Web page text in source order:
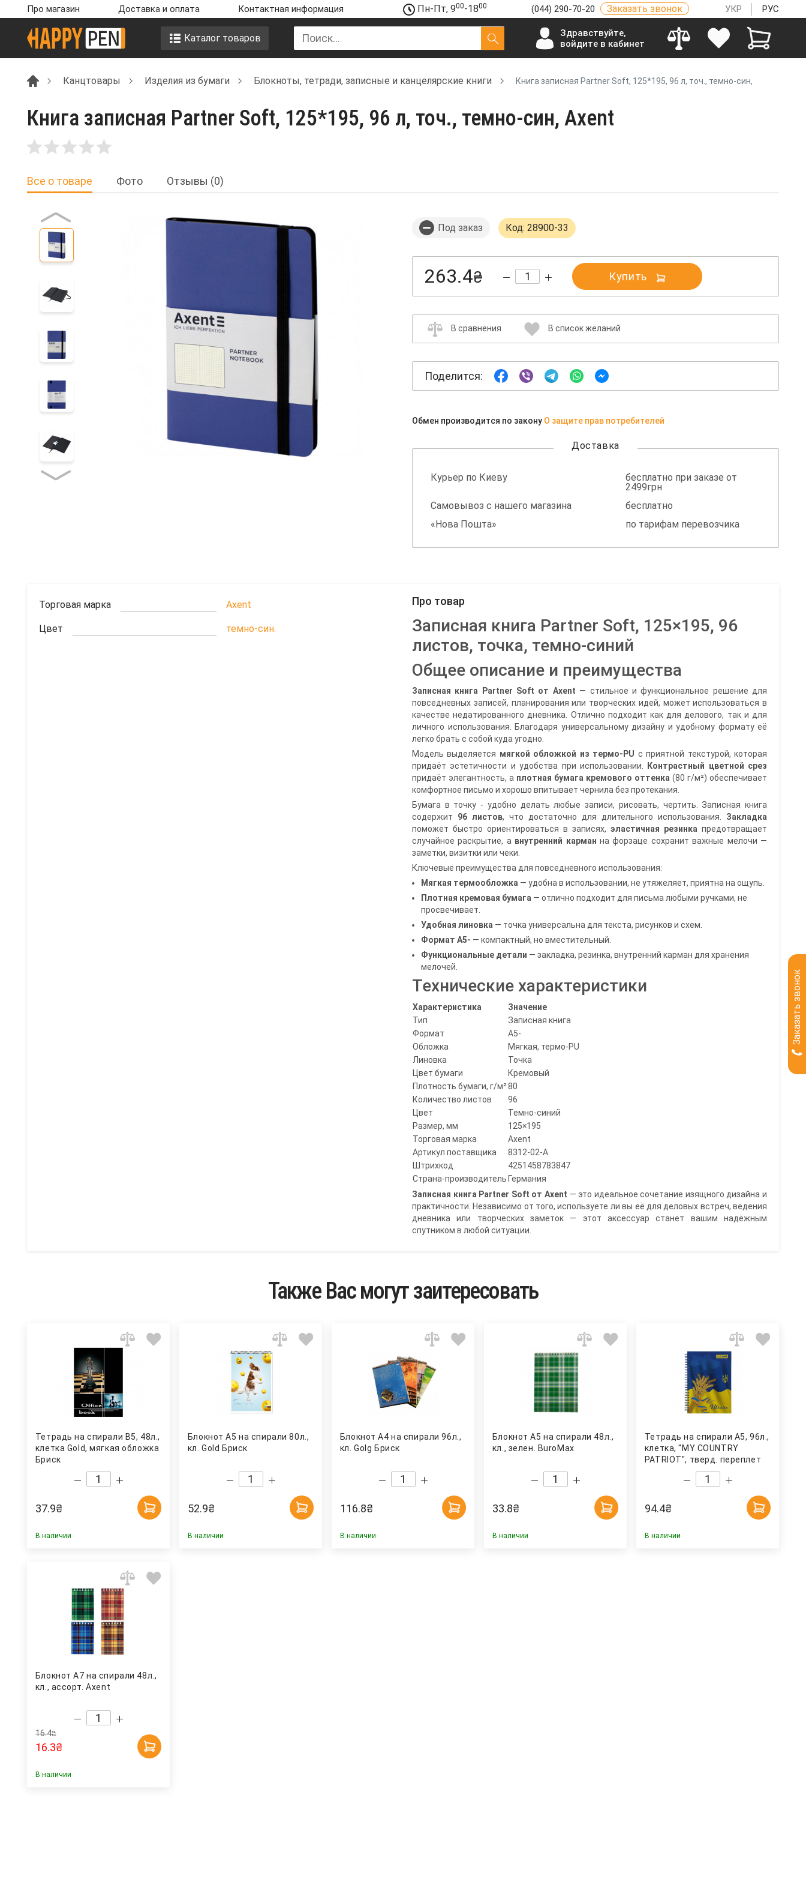
Про магазин Доставка и оплата Контактная информация Пн-Пт, 900-1800 (044) 290-70-20 Заказать звонок УКР РУС
Каталог товаров
Здравствуйте,
войдите в кабинет
Канцтовары Изделия из бумаги Блокноты, тетради, записные и канцелярские книги Книга записная Partner Soft, 125*195, 96 л, точ., темно-син,
Книга записная Partner Soft, 125*195, 96 л, точ., темно-син, Axent
Все о товаре Фото Отзывы (0)
Под заказ Код: 28900-33
263.4₴ Купить
В сравнения В список желаний
Поделится:
Обмен производится по закону О защите прав потребителей
Доставка
Курьер по Киеву
бесплатно при заказе от
2499грн
Самовывоз с нашего магазина
бесплатно
«Нова Пошта»
по тарифам перевозчика
Торговая марка Axent
Цвет темно-син.
Про товар
Записная книга Partner Soft, 125×195, 96
листов, точка, темно-синий
Общее описание и преимущества
Записная книга Partner Soft от Axent — стильное и функциональное решение для
повседневных записей, планирования или творческих идей, может использоваться в
качестве недатированного дневника. Отлично подходит как для делового, так и для
личного использования. Благодаря универсальному дизайну и удобному формату её
легко брать с собой куда угодно.
Модель выделяется мягкой обложкой из термо-PU с приятной текстурой, которая
придаёт эстетичности и удобства при использовании.
Контрастный цветной срез
придаёт элегантность, а плотная бумага кремового оттенка (80 г/м²) обеспечивает
комфортное письмо и хорошо впитывает чернила без протекания.
Бумага в точку - удобно делать любые записи, рисовать, чертить. Записная книга
содержит 96 листов, что достаточно для длительного использования. Закладка
поможет быстро ориентироваться в записях, эластичная резинка предотвращает
случайное раскрытие, а внутренний карман на форзаце сохранит важные мелочи —
заметки, визитки или чеки.
Ключевые преимущества для повседневного использования:
Мягкая термообложка — удобна в использовании, не утяжеляет, приятна на ощупь.
Плотная кремовая бумага — отлично подходит для письма любыми ручками, не
просвечивает.
Удобная линовка — точка универсальна для текста, рисунков и схем.
Формат A5- — компактный, но вместительный.
Функциональные детали — закладка, резинка, внутренний карман для хранения
мелочей.
Технические характеристики
Характеристика
Значение
Тип
Записная книга
Формат
A5-
Обложка
Мягкая, термо-PU
Линовка
Точка
Цвет бумаги
Кремовый
Плотность бумаги, г/м²80
Количество листов
96
Цвет
Темно-синий
Размер, мм
125×195
Торговая марка
Axent
Артикул поставщика
8312-02-A
Штрихкод
4251458783847
Страна-производитель Германия
Записная книга Partner Soft от Axent — это идеальное сочетание изящного дизайна и
практичности. Независимо от того, используете ли вы её для деловых встреч, ведения
дневника или творческих заметок — этот аксессуар станет вашим надёжным
спутником в любой ситуации.
Также Вас могут заитересовать
Тетрадь на спирали В5, 48л.,
клетка Gold, мягкая обложка
Бриск
37.9₴
В наличии
Блокнот А5 на спирали 80л.,
кл. Gold Бриск
52.9₴
В наличии
Блокнот А4 на спирали 96л.,
кл. Golg Бриск
116.8₴
В наличии
Блокнот А5 на спирали 48л.,
кл., зелен. BuroMax
33.8₴
В наличии
Тетрадь на спирали А5, 96л.,
клетка, "MY COUNTRY
PATRIOT", тверд. переплет
94.4₴
В наличии
Блокнот А7 на спирали 48л.,
кл., ассорт. Axent
16.4₴
16.3₴
В наличии
Заказать звонок